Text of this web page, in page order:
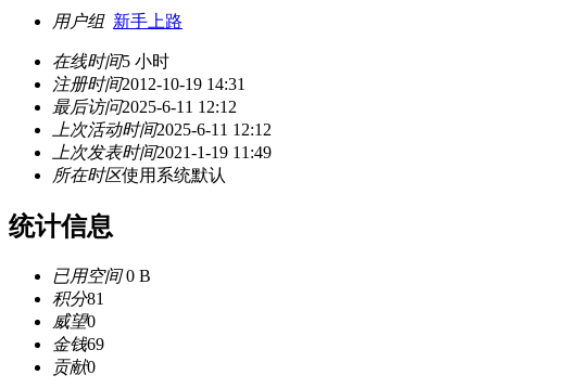
用户组 新手上路
在线时间5 小时
注册时间2012-10-19 14:31
最后访问2025-6-11 12:12
上次活动时间2025-6-11 12:12
上次发表时间2021-1-19 11:49
所在时区使用系统默认
统计信息
已用空间0 B
积分81
威望0
金钱69
贡献0